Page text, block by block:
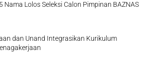
Nama Lolos Seleksi Calon Pimpinan BAZNAS
dan Unand Integrasikan Kurikulum